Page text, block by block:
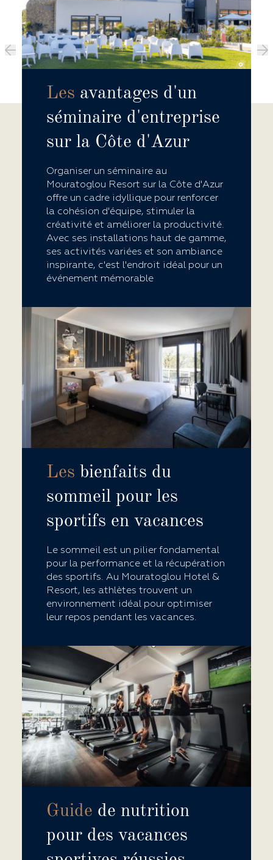
Les avantages d'un
séminaire d'entreprise
sur la Côte d'Azur
Organiser un séminaire au
Mouratoglou Resort sur la Côte d'Azur
offre un cadre idyllique pour renforcer
la cohésion d'équipe, stimuler la
créativité et améliorer la productivité.
Avec ses installations haut de gamme,
ses activités variées et son ambiance
inspirante, c'est l'endroit idéal pour un
événement mémorable
LA NEWSLETTER
RESTONS CONNECTÉS !
JE M'INSCRIS
l’objet d’un traitement informatique à des fins
d’inscription aux lettres d’informations (newsletter) et en
vue d’apporter les éléments nécessaires au déroulement
de l’activité commerciale. Vous disposez des droits
Informatique et Libertés sur les données vous
concernant. Pour en savoir plus, consultez notre
Politique de protection des données.
Français